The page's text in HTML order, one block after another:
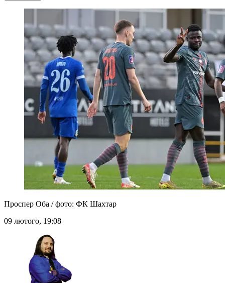
Проспер Оба / фото: ФК Шахтар
09 лютого, 19:08